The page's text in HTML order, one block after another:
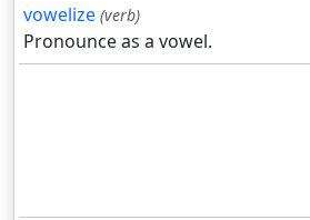
vowelize (verb)
Pronounce as a vowel.